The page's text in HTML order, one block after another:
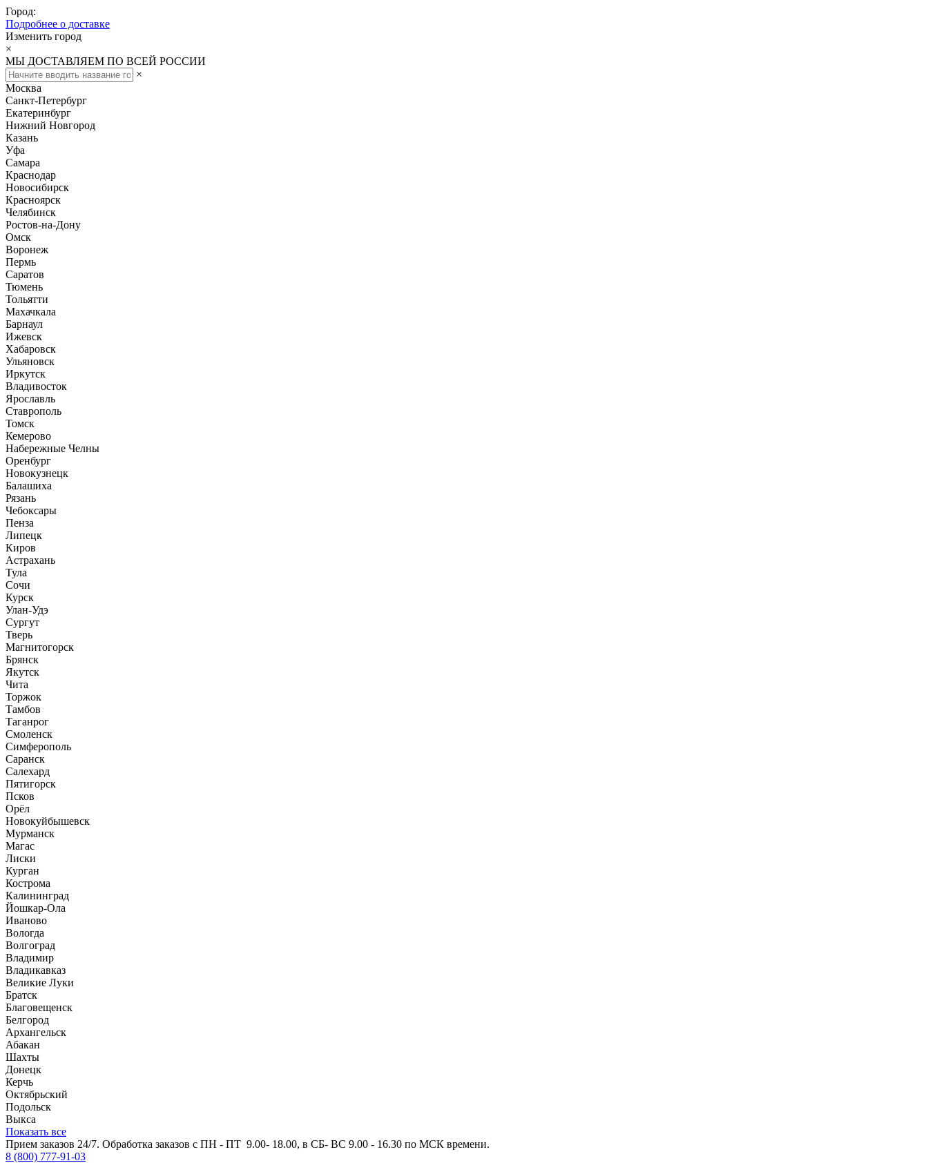
Город:
Подробнее о доставке
Изменить город
×
МЫ ДОСТАВЛЯЕМ ПО ВСЕЙ РОССИИ
×
Москва
Санкт-Петербург
Екатеринбург
Нижний Новгород
Казань
Уфа
Самара
Краснодар
Новосибирск
Красноярск
Челябинск
Ростов-на-Дону
Омск
Воронеж
Пермь
Саратов
Тюмень
Тольятти
Махачкала
Барнаул
Ижевск
Хабаровск
Ульяновск
Иркутск
Владивосток
Ярославль
Ставрополь
Томск
Кемерово
Набережные Челны
Оренбург
Новокузнецк
Балашиха
Рязань
Чебоксары
Пенза
Липецк
Киров
Астрахань
Тула
Сочи
Курск
Улан-Удэ
Сургут
Тверь
Магнитогорск
Брянск
Якутск
Чита
Торжок
Тамбов
Таганрог
Смоленск
Симферополь
Саранск
Салехард
Пятигорск
Псков
Орёл
Новокуйбышевск
Мурманск
Магас
Лиски
Курган
Кострома
Калининград
Йошкар-Ола
Иваново
Вологда
Волгоград
Владимир
Владикавказ
Великие Луки
Братск
Благовещенск
Белгород
Архангельск
Абакан
Шахты
Донецк
Керчь
Октябрьский
Подольск
Выкса
Показать все
Прием заказов 24/7. Обработка заказов с ПН - ПТ 9.00- 18.00, в СБ- ВС 9.00 - 16.30 по МСК времени.
8 (800) 777-91-03